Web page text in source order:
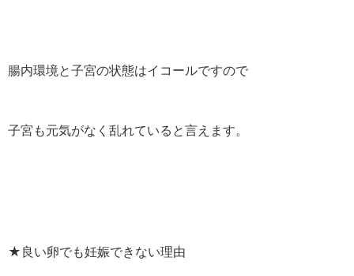
腸内環境と子宮の状態はイコールですので
子宮も元気がなく乱れていると言えます。
★良い卵でも妊娠できない理由